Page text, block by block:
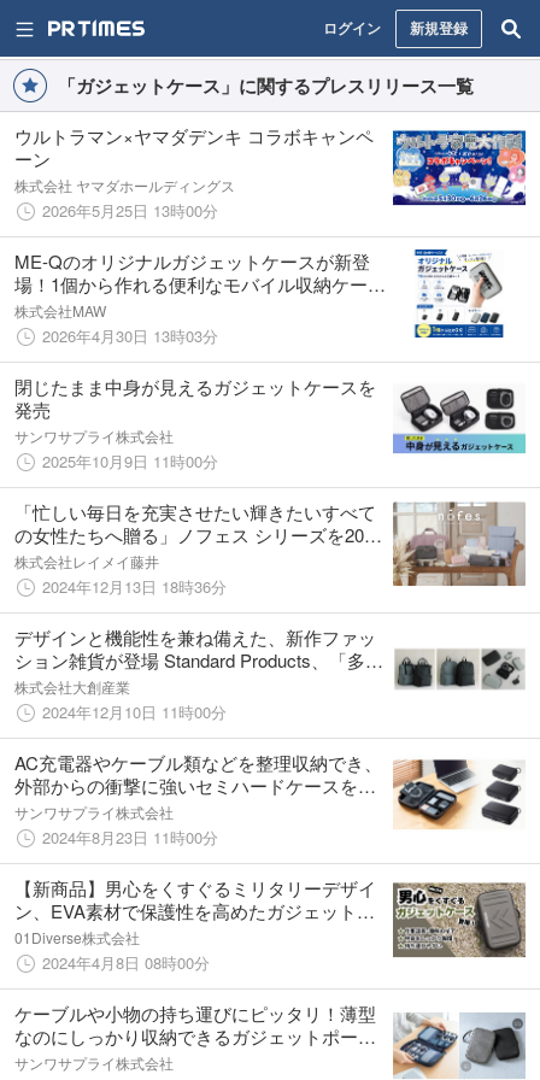
ログイン 新規登録
「ガジェットケース」に関するプレスリリース一覧
ウルトラマン×ヤマダデンキ コラボキャンペ
ーン
株式会社 ヤマダホールディングス
2026年5月25日 13時00分
ME-Qのオリジナルガジェットケースが新登
場！1個から作れる便利なモバイル収納ケース
（2026/04/30）
株式会社MAW
2026年4月30日 13時03分
閉じたまま中身が見えるガジェットケースを
発売
サンワサプライ株式会社
2025年10月9日 11時00分
「忙しい毎日を充実させたい輝きたいすべて
の女性たちへ贈る」ノフェス シリーズを2025
年1月中旬発売
株式会社レイメイ藤井
2024年12月13日 18時36分
デザインと機能性を兼ね備えた、新作ファッ
ション雑貨が登場 Standard Products、「多機
能リュック」「ガジェットケース」を発売
株式会社大創産業
2024年12月10日 11時00分
AC充電器やケーブル類などを整理収納でき、
外部からの衝撃に強いセミハードケースを発
売
サンワサプライ株式会社
2024年8月23日 11時00分
【新商品】男心をくすぐるミリタリーデザイ
ン、EVA素材で保護性を高めたガジェットケ
ース「MG24」登場！
01Diverse株式会社
2024年4月8日 08時00分
ケーブルや小物の持ち運びにピッタリ！薄型
なのにしっかり収納できるガジェットポーチ
を1月26日に発売
サンワサプライ株式会社